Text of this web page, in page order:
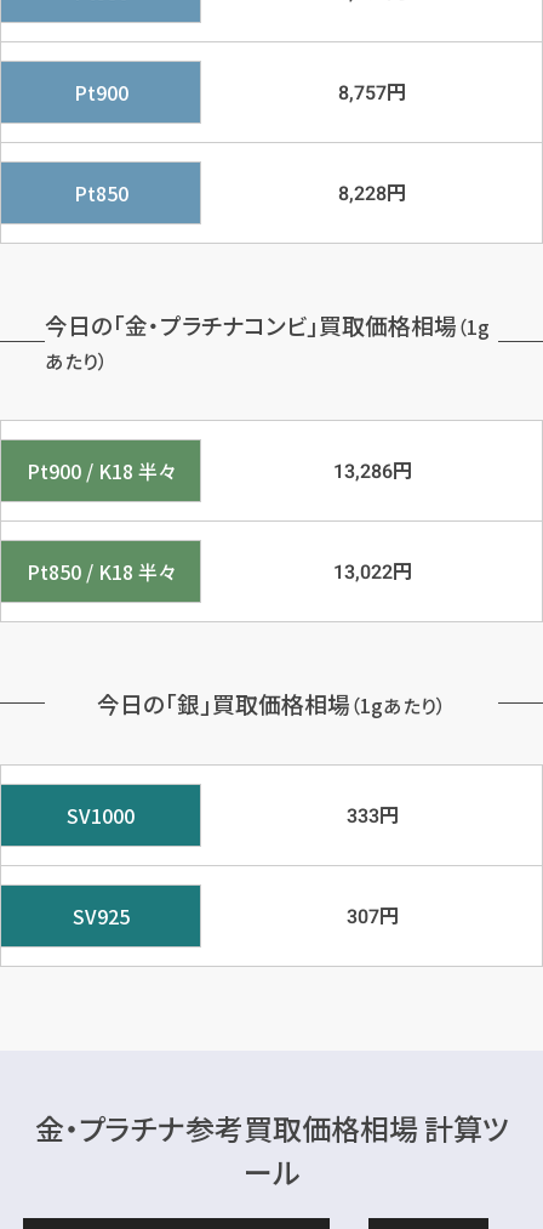
Pt900 8,757円
Pt850 8,228円
今日の「金・プラチナコンビ」買取価格相場（1g
あたり）
Pt900 / K18 半々 13,286円
Pt850 / K18 半々 13,022円
今日の「銀」買取価格相場（1gあたり）
SV1000 333円
SV925 307円
金・プラチナ参考買取価格相場 計算ツ
ール